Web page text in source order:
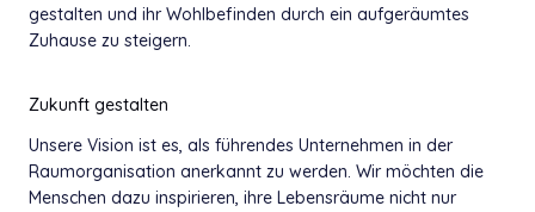
gestalten und ihr Wohlbefinden durch ein aufgeräumtes
Zuhause zu steigern.
Zukunft gestalten
Unsere Vision ist es, als führendes Unternehmen in der
Raumorganisation anerkannt zu werden. Wir möchten die
Menschen dazu inspirieren, ihre Lebensräume nicht nur